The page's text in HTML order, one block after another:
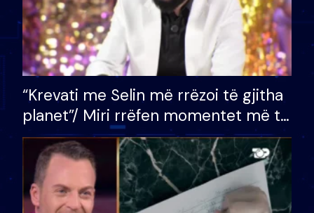
“Krevati me Selin më rrëzoi të gjitha
planet”/ Miri rrëfen momentet më të
bukura në shtëpinë e BB VIP: Do më
mungojë zilja e mëngjesit kur…